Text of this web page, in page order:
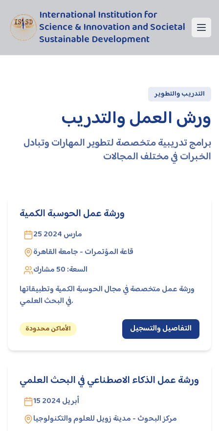
International Institution for
Science & Innovation and Societal
Sustainable Development
التدريب والتطوير
ورش العمل والتدريب
برامج تدريبية متخصصة لتطوير المهارات وتبادل
الخبرات في مختلف المجالات
ورشة عمل الحوسبة الكمية
25 مارس 2024
قاعة المؤتمرات - جامعة القاهرة
السعة:50مشارك
ورشة عمل متخصصة في مجال الحوسبة الكمية وتطبيقاتها
في البحث العلمي.
الأماكن محدودة التفاصيل والتسجيل
ورشة عمل الذكاء الاصطناعي في البحث العلمي
15 أبريل 2024
مركز البحوث - مدينة زويل للعلوم والتكنولوجيا